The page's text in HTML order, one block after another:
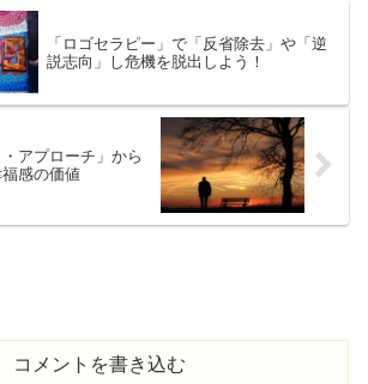
「ロゴセラピー」で「反省除去」や「逆
説志向」し危機を脱出しよう！
アプローチ」から
感の価値
コメントを書き込む